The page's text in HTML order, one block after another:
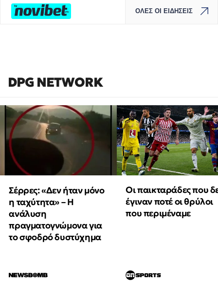
ΟΛΕΣ ΟΙ ΕΙΔΗΣΕΙΣ
DPG NETWORK
Σέρρες: «Δεν ήταν μόνο
η ταχύτητα» – Η
ανάλυση
πραγματογνώμονα για
το σφοδρό δυστύχημα
Οι παικταράδες που
έγιναν ποτέ οι θρύλοι
που περιμέναμε